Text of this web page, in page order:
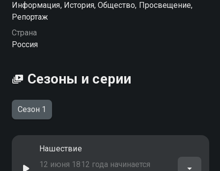
Информация, История, Общество, Просвещение,
Репортаж
Страна
Россия
Сезоны и серии
Сезон 1
Нашествие
12 июня 1812 года начинается